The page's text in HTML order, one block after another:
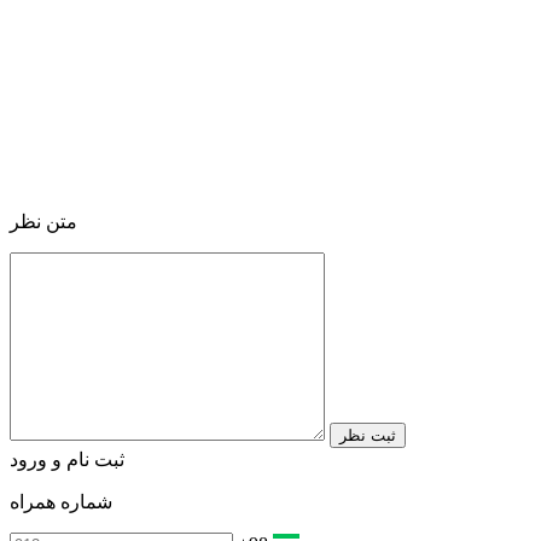
متن نظر
ثبت نظر
ثبت نام و ورود
شماره همراه